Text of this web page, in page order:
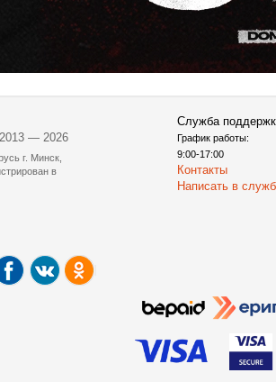
— 2026
г. Минск,
в
Служба
График работы:
9:00-17:00
Контакты
Написать в